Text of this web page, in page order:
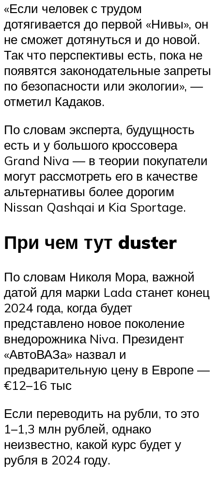
«Если человек с трудом
дотягивается до первой «Нивы», он
не сможет дотянуться и до новой.
Так что перспективы есть, пока не
появятся законодательные запреты
по безопасности или экологии», —
отметил Кадаков.
По словам эксперта, будущность
есть и у большого кроссовера
Grand Niva — в теории покупатели
могут рассмотреть его в качестве
альтернативы более дорогим
Nissan Qashqai и Kia Sportage.
При чем тут duster
По словам Николя Мора, важной
датой для марки Lada станет конец
2024 года, когда будет
представлено новое поколение
внедорожника Niva. Президент
«АвтоВАЗа» назвал и
предварительную цену в Европе —
€12–16 тыс
Если переводить на рубли, то это
1–1,3 млн рублей, однако
неизвестно, какой курс будет у
рубля в 2024 году.